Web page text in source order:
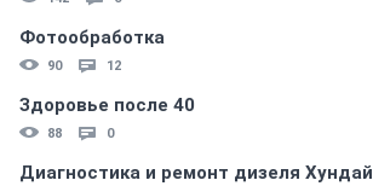
Фотообработка
90 12
Здоровье после 40
88 0
Диагностика и ремонт дизеля Хундай